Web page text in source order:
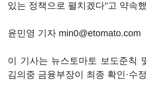
있는 정책으로 펼치겠다"고 약속
윤민영 기자 min0@etomato.com
이 기사는 뉴스토마토 보도준칙
김의중 금융부장이 최종 확인·수